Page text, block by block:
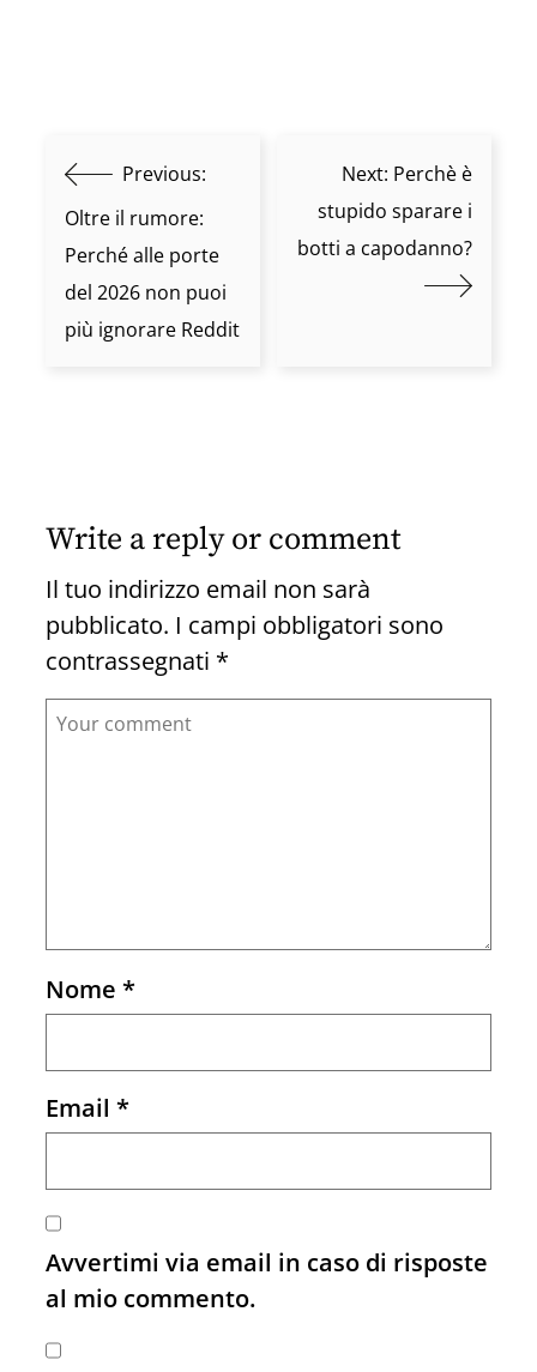
Previous:
Oltre il rumore:
Perché alle porte
del 2026 non puoi
più ignorare Reddit
Next: Perchè è
stupido sparare i
botti a capodanno?
Write a reply or comment
Il tuo indirizzo email non sarà
pubblicato. I campi obbligatori sono
contrassegnati *
Comment
Nome*
Email*
Avvertimi via email in caso di risposte
al mio commento.